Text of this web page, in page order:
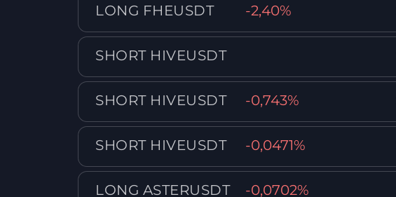
LONG FHEUSDT -2,40%
SHORT HIVEUSDT
SHORT HIVEUSDT -0,743%
SHORT HIVEUSDT -0,0471%
LONG ASTERUSDT -0,0702%